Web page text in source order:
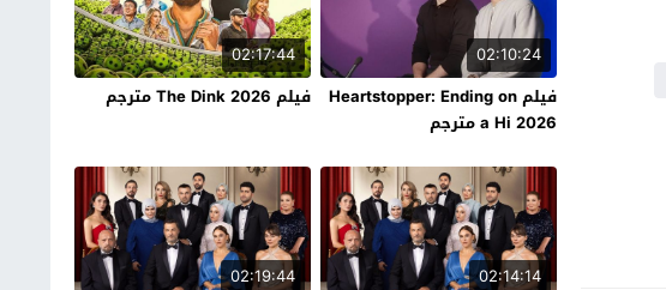
02:10:24
فيلم Heartstopper: Ending on
a Hi 2026 مترجم
02:17:44
فيلم The Dink 2026 مترجم
02:14:14
02:19:44